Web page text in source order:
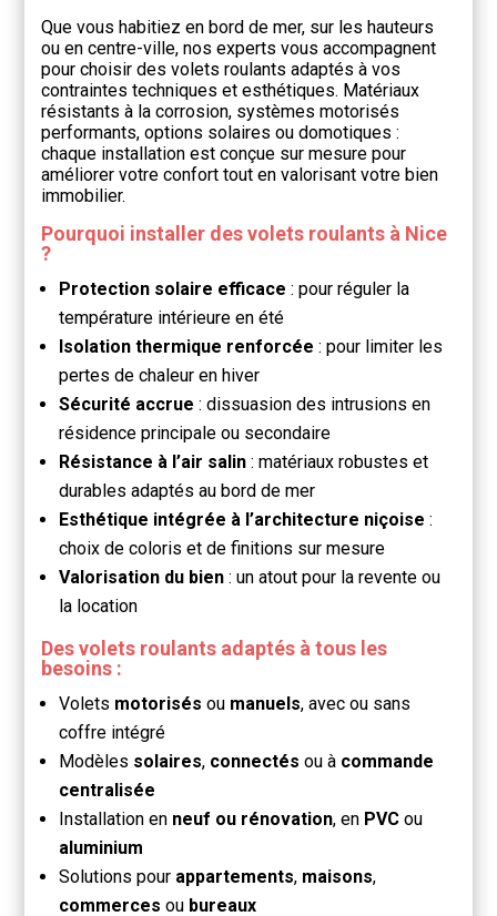
Que vous habitiez en bord de mer, sur les hauteurs
ou en centre-ville, nos experts vous accompagnent
pour choisir des volets roulants adaptés à vos
contraintes techniques et esthétiques. Matériaux
résistants à la corrosion, systèmes motorisés
performants, options solaires ou domotiques :
chaque installation est conçue sur mesure pour
améliorer votre confort tout en valorisant votre bien
immobilier.
Pourquoi installer des volets roulants à Nice
?
Protection solaire efficace : pour réguler la
température intérieure en été
Isolation thermique renforcée : pour limiter les
pertes de chaleur en hiver
Sécurité accrue : dissuasion des intrusions en
résidence principale ou secondaire
Résistance à l’air salin : matériaux robustes et
durables adaptés au bord de mer
Esthétique intégrée à l’architecture niçoise :
choix de coloris et de finitions sur mesure
Valorisation du bien : un atout pour la revente ou
la location
Des volets roulants adaptés à tous les
besoins :
Volets motorisés ou manuels, avec ou sans
coffre intégré
Modèles solaires, connectés ou à commande
centralisée
Installation en neuf ou rénovation, en PVC ou
aluminium
Solutions pour appartements, maisons,
commerces ou bureaux